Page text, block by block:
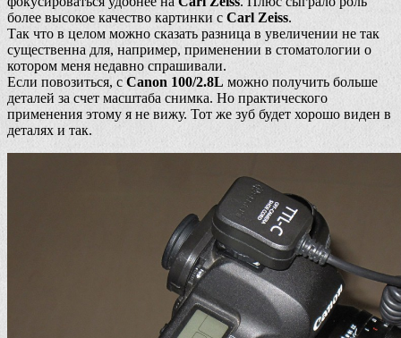
более высокое качество картинки с Carl Zeiss.
Так что в целом можно сказать разница в увеличении не так
существенна для, например, применении в стоматологии о
котором меня недавно спрашивали.
Если повозиться, с Canon 100/2.8L можно получить больше
деталей за счет масштаба снимка. Но практического
применения этому я не вижу. Тот же зуб будет хорошо виден в
деталях и так.